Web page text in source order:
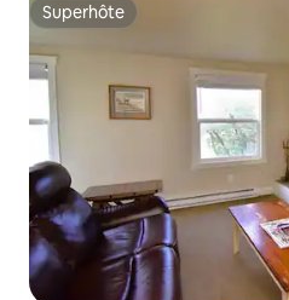
Superhôte
Superhôte